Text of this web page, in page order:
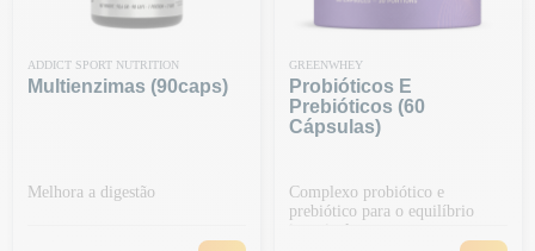
ADDICT SPORT NUTRITION
Multienzimas (90caps)
Melhora a digestão
GREENWHEY
Probióticos E
Prebióticos (60
Cápsulas)
Complexo probiótico e
prebiótico para o equilíbrio
intestinal